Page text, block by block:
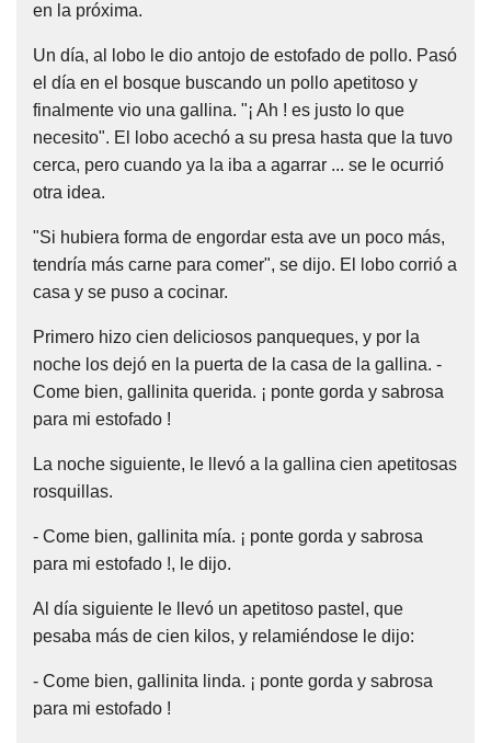
en la próxima.
Un día, al lobo le dio antojo de estofado de pollo. Pasó
el día en el bosque buscando un pollo apetitoso y
finalmente vio una gallina. "¡ Ah ! es justo lo que
necesito". El lobo acechó a su presa hasta que la tuvo
cerca, pero cuando ya la iba a agarrar ... se le ocurrió
otra idea.
"Si hubiera forma de engordar esta ave un poco más,
tendría más carne para comer", se dijo. El lobo corrió a
casa y se puso a cocinar.
Primero hizo cien deliciosos panqueques, y por la
noche los dejó en la puerta de la casa de la gallina. -
Come bien, gallinita querida. ¡ ponte gorda y sabrosa
para mi estofado !
La noche siguiente, le llevó a la gallina cien apetitosas
rosquillas.
- Come bien, gallinita mía. ¡ ponte gorda y sabrosa
para mi estofado !, le dijo.
Al día siguiente le llevó un apetitoso pastel, que
pesaba más de cien kilos, y relamiéndose le dijo:
- Come bien, gallinita linda. ¡ ponte gorda y sabrosa
para mi estofado !